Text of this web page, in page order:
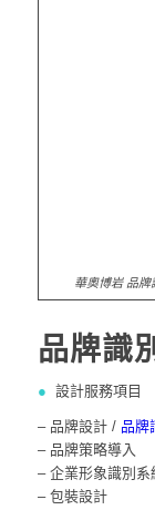
華奧博岩 品牌
品牌識
● 設計服務項目
– 品牌設計 / 品牌
– 品牌策略導入
– 企業形象識別系
– 包裝設計